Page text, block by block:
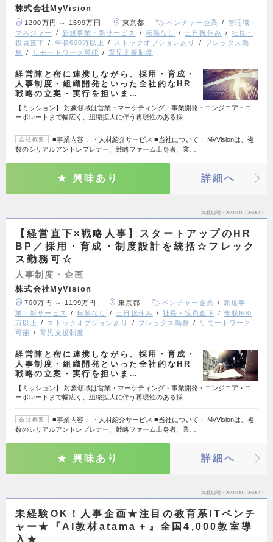
株式会社MyVision
1200万円 ～ 1599万円 東京都 ベンチャー企業
管理職・
マネジャー
新規事業・新サービス 転勤なし 土日祝休み
社長・
役員直下
年収600万以上 ストックオプションあり
フレックス勤
務
リモートワーク可能 育児支援制度
経営陣と密に連携しながら、採用・育成・
人事制度・組織開発といった全社的なHR
戦略の立案・実行を担いま…
【ミッション】 対象領域は営業・マーケティング・事業開発・エンジニア・コ
ーポレートまで幅広く、組織拡大に伴う再現性のある採…
会社概要
■事業内容： ・人材紹介サービス ■当社について： MyVisionは、複
数のシリアルアントレプレナー、戦略ファーム出身者、業…
興味あり 詳細へ
掲載期間 26/07/31～26/08/13
【経営直下×戦略人事】スタートアップのHR
BP／採用・育成・制度設計を統括☆フレック
ス勤務可☆
人事制度・企画
株式会社MyVision
700万円 ～ 1199万円 東京都 ベンチャー企業
新規事
業・新サービス
転勤なし 土日祝休み 社長・役員直下
年収600
万以上
ストックオプションあり フレックス勤務
リモートワーク
可能
育児支援制度
経営陣と密に連携しながら、採用・育成・
人事制度・組織開発といった全社的なHR
戦略の立案・実行を担いま…
【ミッション】 対象領域は営業・マーケティング・事業開発・エンジニア・コ
ーポレートまで幅広く、組織拡大に伴う再現性のある採…
会社概要
■事業内容： ・人材紹介サービス ■当社について： MyVisionは、複
数のシリアルアントレプレナー、戦略ファーム出身者、業…
興味あり 詳細へ
掲載期間 26/07/30～26/08/12
未経験OK！人事企画★注目の教育系ITベンチ
ャー★『AI教材atama＋』全国4,000教室導
入★